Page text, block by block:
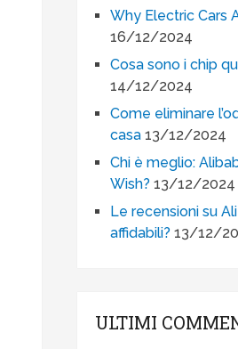
Why Electric Cars
16/12/2024
Cosa sono i chip
14/12/2024
Come eliminare
casa 13/12/2024
Chi è meglio:
Wish? 13/12/2024
Le recensioni su
affidabili? 13/12/
ULTIMI